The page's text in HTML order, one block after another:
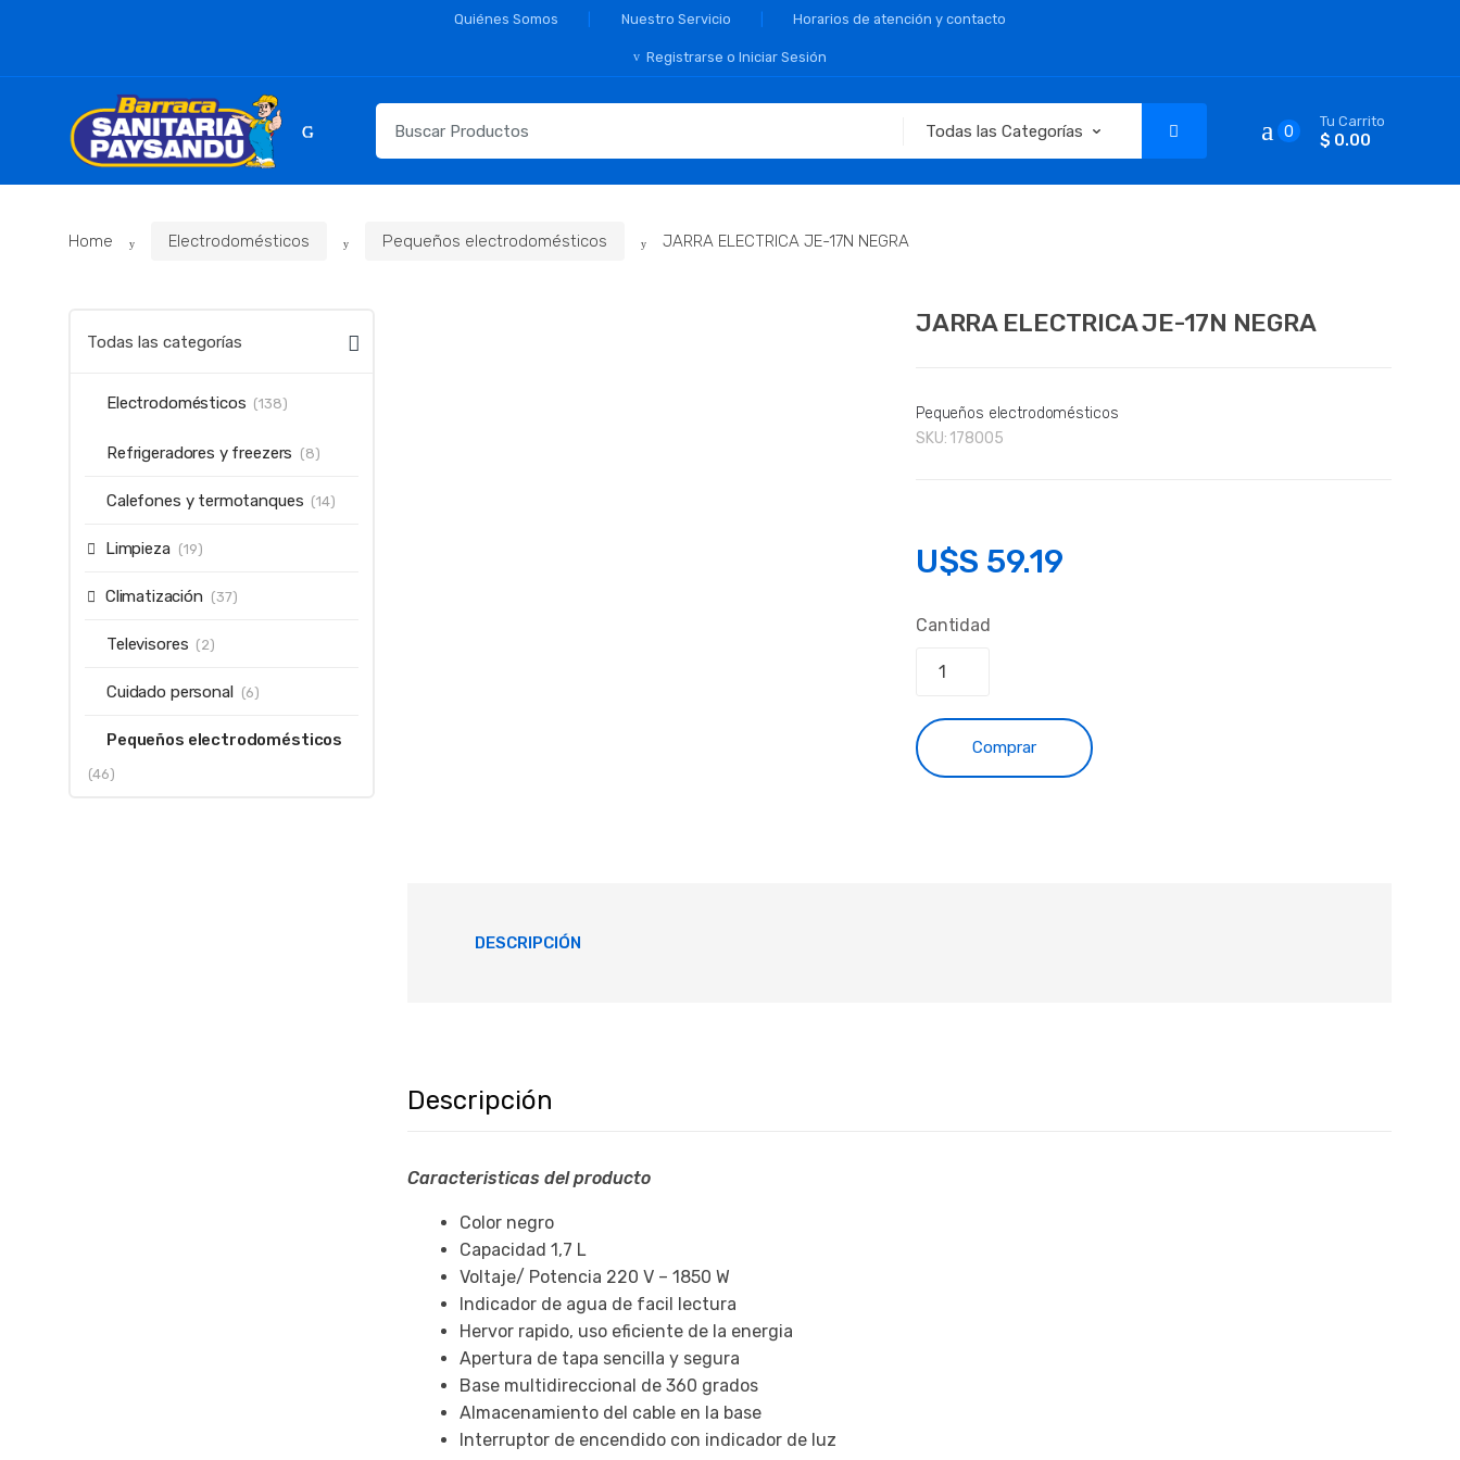
Quiénes Somos Nuestro Servicio Horarios de atención y contacto
Registrarse o Iniciar Sesión
para:
0
Tu Carrito
$ 0.00
Home Electrodomésticos Pequeños electrodomésticos JARRA ELECTRICA JE-17N NEGRA
JARRA ELECTRICA JE-17N NEGRA
Pequeños electrodomésticos
SKU: 178005
U$S 59.19
Cantidad
Comprar
DESCRIPCIÓN
Descripción
Caracteristicas del producto
Color negro
Capacidad 1,7 L
Voltaje/ Potencia 220 V – 1850 W
Indicador de agua de facil lectura
Hervor rapido, uso eficiente de la energia
Apertura de tapa sencilla y segura
Base multidireccional de 360 grados
Almacenamiento del cable en la base
Interruptor de encendido con indicador de luz
Todas las categorías
Electrodomésticos (138)
Refrigeradores y freezers (8)
Calefones y termotanques (14)
Limpieza (19)
Climatización (37)
Televisores (2)
Cuidado personal (6)
Pequeños electrodomésticos
(46)